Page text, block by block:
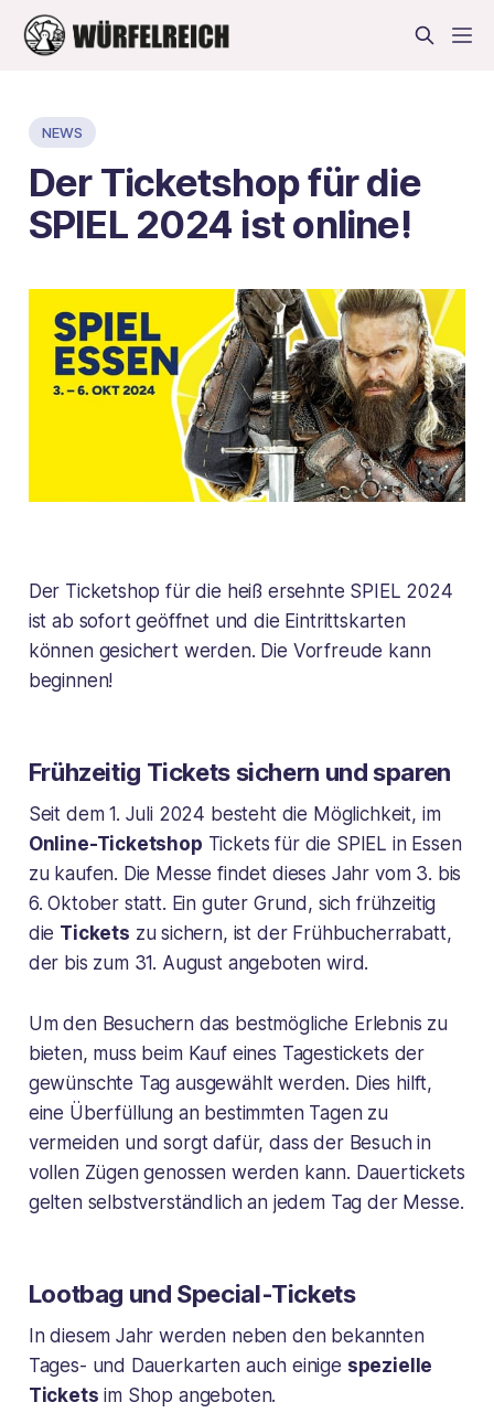
NEWS
Der Ticketshop für die
SPIEL 2024 ist online!
Der Ticketshop für die heiß ersehnte SPIEL 2024
ist ab sofort geöffnet und die Eintrittskarten
können gesichert werden. Die Vorfreude kann
beginnen!
Frühzeitig Tickets sichern und sparen
Seit dem 1. Juli 2024 besteht die Möglichkeit, im
Online-Ticketshop Tickets für die SPIEL in Essen
zu kaufen. Die Messe findet dieses Jahr vom 3. bis
6. Oktober statt. Ein guter Grund, sich frühzeitig
die Tickets zu sichern, ist der Frühbucherrabatt,
der bis zum 31. August angeboten wird.
Um den Besuchern das bestmögliche Erlebnis zu
bieten, muss beim Kauf eines Tagestickets der
gewünschte Tag ausgewählt werden. Dies hilft,
eine Überfüllung an bestimmten Tagen zu
vermeiden und sorgt dafür, dass der Besuch in
vollen Zügen genossen werden kann. Dauertickets
gelten selbstverständlich an jedem Tag der Messe.
Lootbag und Special-Tickets
In diesem Jahr werden neben den bekannten
Tages- und Dauerkarten auch einige spezielle
Tickets im Shop angeboten.